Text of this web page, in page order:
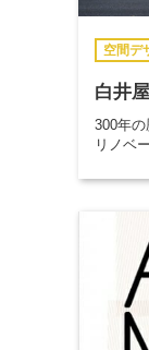
空間デ
白井
300年
リノベ